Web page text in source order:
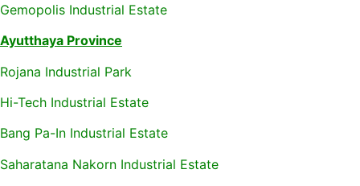
Gemopolis Industrial Estate
Ayutthaya Province
Rojana Industrial Park
Hi-Tech Industrial Estate
Bang Pa-In Industrial Estate
Saharatana Nakorn Industrial Estate